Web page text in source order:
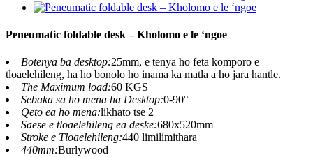
Peneumatic foldable desk – Kholomo e le ‘ngoe
Botenya ba desktop:25mm, e tenya ho feta komporo e
tloaelehileng, ha ho bonolo ho inama ka matla a ho jara hantle.
The Maximum load:60 KGS
Sebaka sa ho mena ha Desktop:0-90°
Qeto ea ho mena:likhato tse 2
Saese e tloaelehileng ea deske:680x520mm
Stroke e Tloaelehileng:440 limilimithara
440mm:Burlywood